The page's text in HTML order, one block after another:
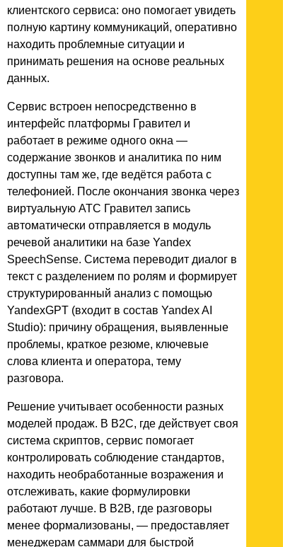
клиентского сервиса: оно помогает увидеть
полную картину коммуникаций, оперативно
находить проблемные ситуации и
принимать решения на основе реальных
данных.
Сервис встроен непосредственно в
интерфейс платформы Гравител и
работает в режиме одного окна —
содержание звонков и аналитика по ним
доступны там же, где ведётся работа с
телефонией. После окончания звонка через
виртуальную АТС Гравител запись
автоматически отправляется в модуль
речевой аналитики на базе Yandex
SpeechSense. Система переводит диалог в
текст с разделением по ролям и формирует
структурированный анализ с помощью
YandexGPT (входит в состав Yandex AI
Studio): причину обращения, выявленные
проблемы, краткое резюме, ключевые
слова клиента и оператора, тему
разговора.
Решение учитывает особенности разных
моделей продаж. В B2C, где действует своя
система скриптов, сервис помогает
контролировать соблюдение стандартов,
находить необработанные возражения и
отслеживать, какие формулировки
работают лучше. В B2B, где разговоры
менее формализованы, — предоставляет
менеджерам саммари для быстрой